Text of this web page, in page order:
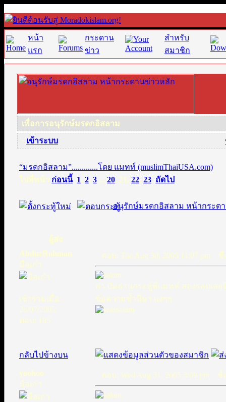
หน้า
แรก
กระดาน
ข่าว
สำหรับ
สมาชิก
เพื่อการอนุรักษ์มรดกอิสลาม
· เข้าระบบ
“มรดกอิสลาม”.............โดย แมทท์ (muslimThaiUSA.com)
ไปที่หน้า ก่อนนี้ 1, 2, 3 ... 20, 21 , 22, 23 ถัดไป
อนุรักษ์มรดกอิสลาม หน้ากระด
ผู้ส่ง
AbdurRahman
มือเก๋า
เข้าร่วมเมื่อ:
26/07/2005
ตอบ: 185
ตอบ: Tue Aug 30, 2005 11:07 pm ชื่
อ่า ป๋มอ่านกระทู้พี่แมทท์ สองรอบเลย
ข้อความซ้ำนี่นา แงๆๆ
กลับไปข้างบน
yoohoo
มือเก่า
ตอบ: Wed Aug 31, 2005 3:09 pm ชื่